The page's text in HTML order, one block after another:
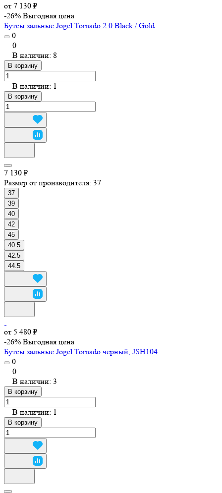
от 7 130 ₽
-26% Выгодная цена
Бутсы зальные Jögel Tornado 2.0 Black / Gold
0
0
В наличии: 8
В корзину
В наличии: 1
В корзину
7 130 ₽
Размер от производителя: 37
37
39
40
42
45
40.5
42.5
44.5
от 5 480 ₽
-26% Выгодная цена
Бутсы зальные Jögel Tornado черный, JSH104
0
0
В наличии: 3
В корзину
В наличии: 1
В корзину